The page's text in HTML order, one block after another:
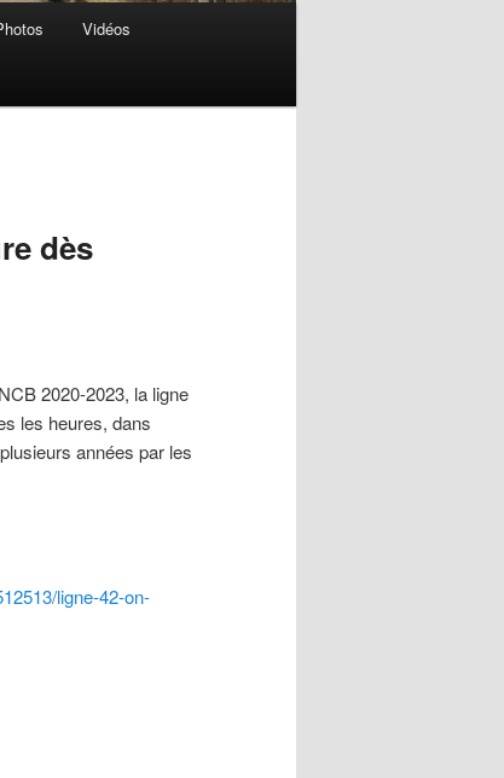
Vidéos
dès
2020-2023, la ligne
les heures, dans
années par les
ligne-42-on-